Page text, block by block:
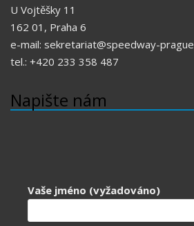
U Vojtěšky 11
162 01, Praha 6
e-mail: sekretariat@speedway-
tel.: +420 233 358 487
Napište nám
Vaše jméno (vyžadováno)